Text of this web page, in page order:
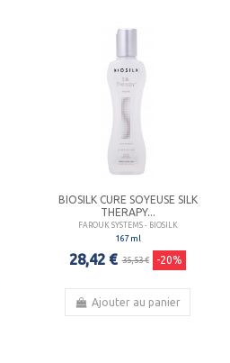
BIOSILK CURE SOYEUSE SILK
THERAPY...
FAROUK SYSTEMS - BIOSILK
167 ml
28,42 € 35,53 € -20%
Ajouter au panier